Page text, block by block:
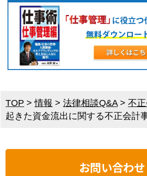
TOP >情報 >法律相談Q&A>不
起きた資金流出に関する不正会計
お問い合わせ